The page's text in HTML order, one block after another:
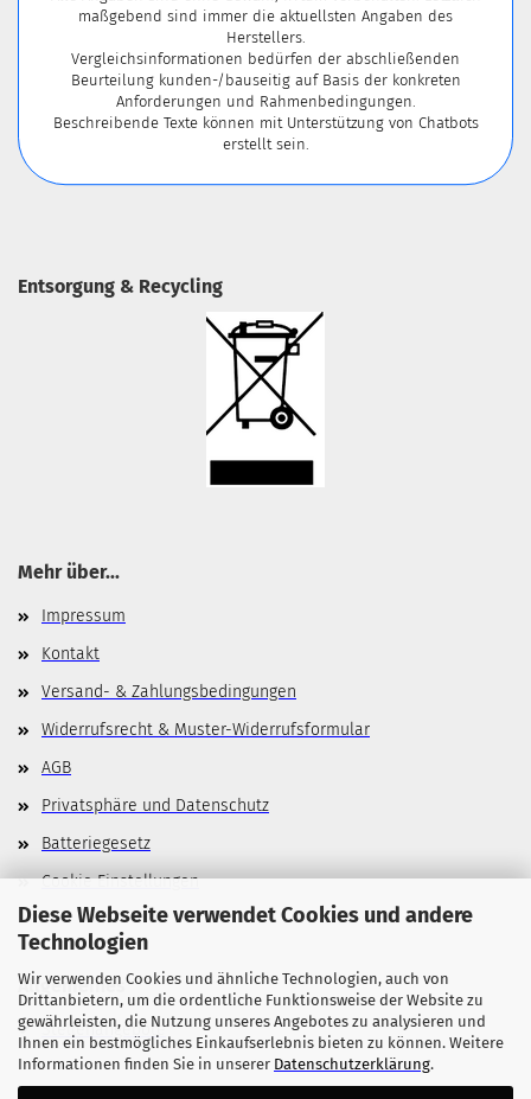
Diese Webseite verwendet Cookies und andere
Technologien
Wir verwenden Cookies und ähnliche Technologien, auch von
Drittanbietern, um die ordentliche Funktionsweise der Website zu
gewährleisten, die Nutzung unseres Angebotes zu analysieren und
Ihnen ein bestmögliches Einkaufserlebnis bieten zu können. Weitere
Informationen finden Sie in unserer Datenschutzerklärung.
maßgebend sind immer die aktuellsten Angaben des
Herstellers.
Vergleichsinformationen bedürfen der abschließenden
Beurteilung kunden-/bauseitig auf Basis der konkreten
Anforderungen und Rahmenbedingungen.
Beschreibende Texte können mit Unterstützung von Chatbots
erstellt sein.
Entsorgung & Recycling
Mehr über...
Impressum
Kontakt
Versand- & Zahlungsbedingungen
Widerrufsrecht & Muster-Widerrufsformular
AGB
Privatsphäre und Datenschutz
Batteriegesetz
Cookie Einstellungen
Allgemeines
Stellenangebote